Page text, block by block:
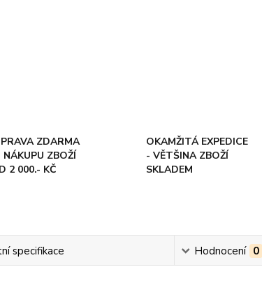
ZDARMA
NÁKUPU ZBOŽÍ
2 000.- KČ
OKAMŽITÁ EXPEDICE
- VĚTŠINA ZBOŽÍ
SKLADEM
specifikace Hodnocení 0